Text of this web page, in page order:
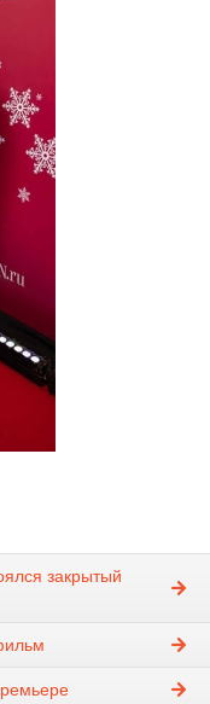
закрытый